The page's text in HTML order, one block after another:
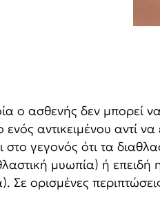
ο ασθενής δεν μπορεί
αντικειμένου αντί
γεγονός ότι τα
μυωπία) ή
Σε ορισμένες